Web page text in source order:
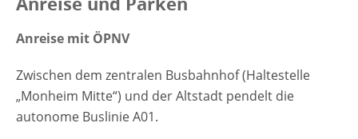
Anreise mit ÖPNV
Zwischen dem zentralen Busbahnhof (Haltestelle
„Monheim Mitte“) und der Altstadt pendelt die
autonome Buslinie A01.